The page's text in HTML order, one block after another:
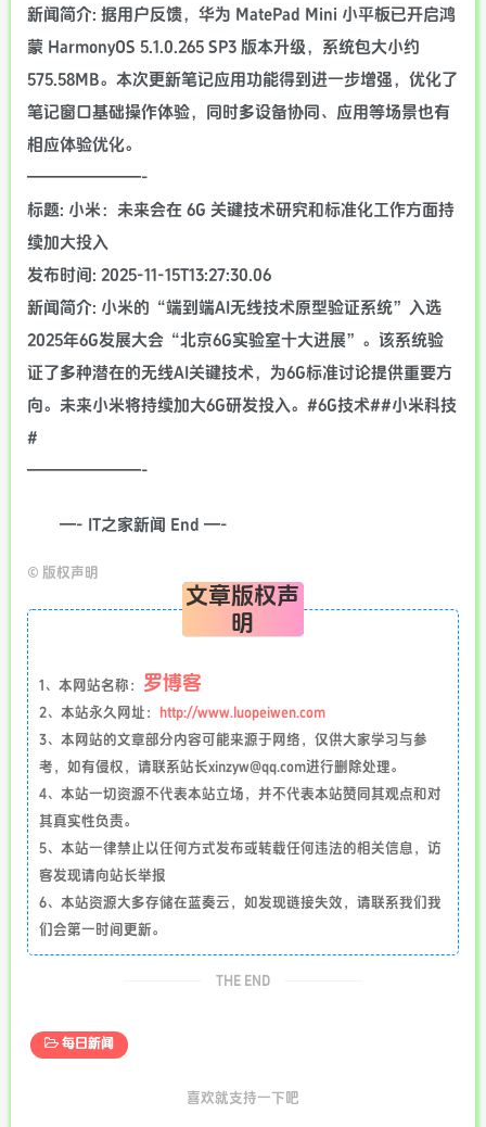
新闻简介: 据用户反馈，华为 MatePad Mini 小平板已开启鸿
蒙 HarmonyOS 5.1.0.265 SP3 版本升级，系统包大小约
575.58MB。本次更新笔记应用功能得到进一步增强，优化了
笔记窗口基础操作体验，同时多设备协同、应用等场景也有
相应体验优化。
———————-
标题: 小米：未来会在 6G 关键技术研究和标准化工作方面持
续加大投入
发布时间: 2025-11-15T13:27:30.06
新闻简介: 小米的“端到端AI无线技术原型验证系统”入选
2025年6G发展大会“北京6G实验室十大进展”。该系统验
证了多种潜在的无线AI关键技术，为6G标准讨论提供重要方
向。未来小米将持续加大6G研发投入。#6G技术##小米科技
#
———————-
—- IT之家新闻 End —-
© 版权声明
文章版权声
明
1、本网站名称： 罗博客
2、本站永久网址：
http://www.luopeiwen.com
3、本网站的文章部分内容可能来源于网络，仅供大家学习与参
考，如有侵权，请联系站长xinzyw@qq.com进行删除处理。
4、本站一切资源不代表本站立场，并不代表本站赞同其观点和对
其真实性负责。
5、本站一律禁止以任何方式发布或转载任何违法的相关信息，访
客发现请向站长举报
6、本站资源大多存储在蓝奏云，如发现链接失效，请联系我们我
们会第一时间更新。
THE END
每日新闻
喜欢就支持一下吧